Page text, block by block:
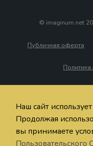
© imaginum.net
Публичная оферта
Наш сайт
Продолжая
вы принимаете
Пользовательского